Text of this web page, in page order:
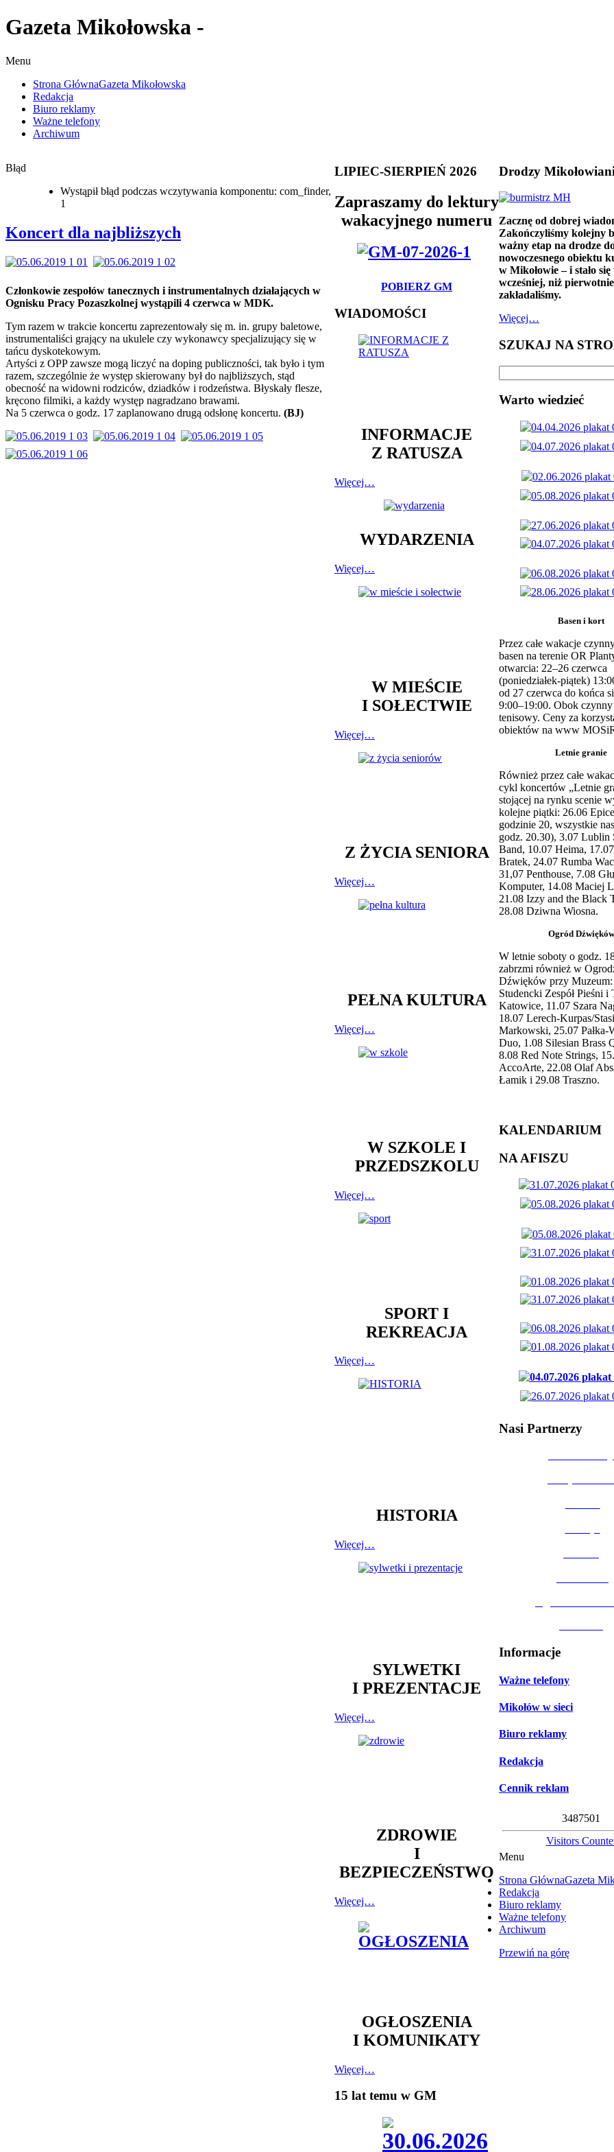
Gazeta Mikołowska -
Menu
Strona GłównaGazeta Mikołowska
Redakcja
Biuro reklamy
Ważne telefony
Archiwum
Błąd
Wystąpił błąd podczas wczytywania komponentu: com_finder,
1
Koncert dla najbliższych
Członkowie zespołów tanecznych i instrumentalnych działających w
Ognisku Pracy Pozaszkolnej wystąpili 4 czerwca w MDK.
Tym razem w trakcie koncertu zaprezentowały się m. in. grupy baletowe,
instrumentaliści grający na ukulele czy wykonawcy specjalizujący się w
tańcu dyskotekowym.
Artyści z OPP zawsze mogą liczyć na doping publiczności, tak było i tym
razem, szczególnie że występ skierowany był do najbliższych, stąd
obecność na widowni rodziców, dziadków i rodzeństwa. Błyskały flesze,
kręcono filmiki, a każdy występ nagradzano brawami.
Na 5 czerwca o godz. 17 zaplanowano drugą odsłonę koncertu. (BJ)
LIPIEC-SIERPIEŃ 2026
Zapraszamy do lektury
wakacyjnego numeru
POBIERZ GM
WIADOMOŚCI
INFORMACJE
Z RATUSZA
Więcej…
WYDARZENIA
Więcej…
W MIEŚCIE
I SOŁECTWIE
Więcej…
Z ŻYCIA SENIORA
Więcej…
PEŁNA KULTURA
Więcej…
W SZKOLE I
PRZEDSZKOLU
Więcej…
SPORT I
REKREACJA
Więcej…
HISTORIA
Więcej…
SYLWETKI
I PREZENTACJE
Więcej…
ZDROWIE
I
BEZPIECZEŃSTWO
Więcej…
OGŁOSZENIA
I KOMUNIKATY
Więcej…
15 lat temu w GM
Drodzy
Zacznę od dobrej
Zakończyliśmy kolejny
ważny etap na drodze
nowoczesnego obiektu
w Mikołowie – i stało się
wcześniej, niż pierwotnie
zakładaliśmy.
Więcej…
SZUKAJ NA
Warto wiedzieć
Basen i kort
Przez całe wakacje
basen na terenie OR
otwarcia: 22–26 czerwca
(poniedziałek-piątek)
od 27 czerwca do końca
9:00–19:00. Obok
tenisowy. Ceny za
obiektów na www
Letnie granie
Również przez całe
cykl koncertów „Letnie
stojącej na rynku scenie
kolejne piątki: 26.06
godzinie 20, wszystkie
godz. 20.30), 3.07 Lublin
Band, 10.07 Heima,
Bratek, 24.07 Rumba
31,07 Penthouse, 7.08
Komputer, 14.08 Maciej
21.08 Izzy and the Black
28.08 Dziwna Wiosna.
Ogród Dźwięków
W letnie soboty o godz.
zabrzmi również w
Dźwięków przy
Studencki Zespół Pieśni i
Katowice, 11.07 Szara
18.07 Lerech-Kurpas/
Markowski, 25.07 Pałka-
Duo, 1.08 Silesian Brass
8.08 Red Note Strings,
AccoArte, 22.08 Olaf
Łamik i 29.08 Traszno.
KALENDARIUM
NA AFISZU
Nasi Partnerzy
Informacje
Ważne telefony
Mikołów w sieci
Biuro reklamy
Redakcja
Cennik reklam
3487501
Visitors
Menu
Strona GłównaGazeta
Redakcja
Biuro reklamy
Ważne telefony
Archiwum
Przewiń na górę